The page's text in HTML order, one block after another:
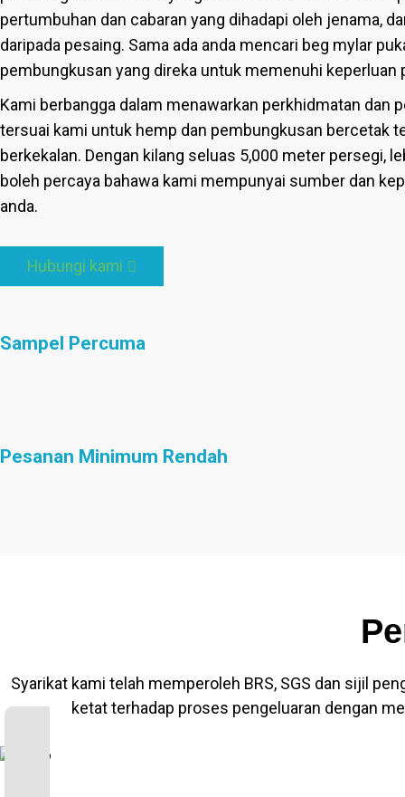
pertumbuhan dan cabaran yang dihadapi oleh jenama,
daripada pesaing. Sama ada anda mencari beg mylar
pembungkusan yang direka untuk memenuhi keperluan
Kami berbangga dalam menawarkan perkhidmatan
tersuai kami untuk hemp dan pembungkusan bercetak
berkekalan. Dengan kilang seluas 5,000 meter persegi,
boleh percaya bahawa kami mempunyai sumber dan
anda.
Hubungi kami
Sampel Percuma
Pesanan Minimum Rendah
Syarikat kami telah memperoleh BRS, SGS dan sijil
ketat terhadap proses pengeluaran dengan